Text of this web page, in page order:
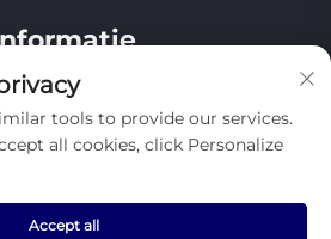
wekelijkse nieuwsbrief te
ontvangen
tools to provide our services.
all cookies, click Personalize
Accept all